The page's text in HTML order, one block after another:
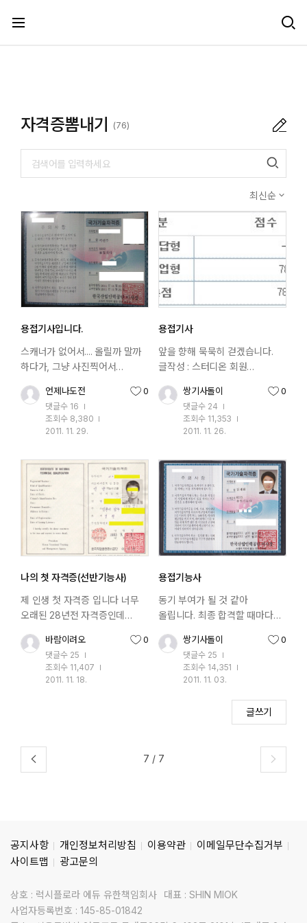
자격증뽐내기 (76)
최신순
용접기사입니다.
스캐너가 없어서.... 올릴까 말까
하다가, 그냥 사진찍어서
회원 언제나도전님
언제나도전
댓글수 16
조회수 8,380
작성일
2011. 11. 29.
추천수
0
용접기사
앞을 향해 묵묵히 걷겠습니다.
글작성 : 스터디온 회원
쌍기사돌이
댓글수 24
조회수 11,353
작성일
2011. 11. 26.
추천수
0
나의 첫 자격증(선반기능사)
제 인생 첫 자격증 입니다 너무
오래된 28년전 자격증인데
인력공단에 갔을 때의 그 기쁨은
지금의 어느 자격증 취득보다도
감동이었습니다 인력공단 직원이
회원 바람이려오님
바람이려오
댓글수 25
조회수 11,407
작성일
2011. 11. 18.
추천수
0
용접기능사
동기 부여가 될 것 같아
올립니다. 최종 합격할 때마다
스터디온 회원 쌍기사돌이님
쌍기사돌이
댓글수 25
조회수 14,351
작성일
2011. 11. 03.
추천수
0
글쓰기
7 / 7
공지사항 개인정보처리방침 이용약관
이메일무단수집거부
사이트맵
광고문의
상호 : 럭시플로라 에듀 유한책임회사
대표 : SHIN MIOK
사업자등록번호 : 145-85-01842